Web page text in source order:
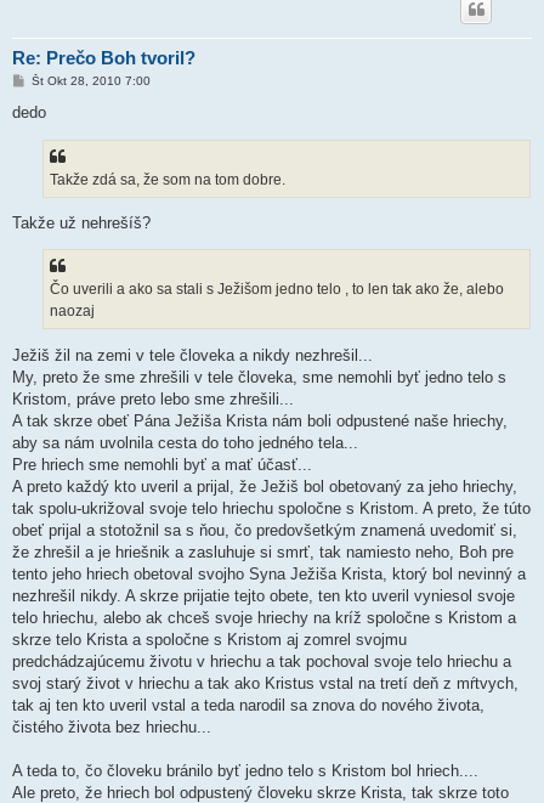
Re: Prečo Boh tvoril?
P
í
Št Okt 28, 2010 7:00
dedo
Takže zdá sa, že som na tom dobre.
Takže už nehrešíš?
Čo uverili a ako sa stali s Ježišom jedno telo , to len tak ako že, alebo
naozaj
Ježiš žil na zemi v tele človeka a nikdy nezhrešil...
My, preto že sme zhrešili v tele človeka, sme nemohli byť jedno telo s
Kristom, práve preto lebo sme zhrešili...
A tak skrze obeť Pána Ježiša Krista nám boli odpustené naše hriechy,
aby sa nám uvolnila cesta do toho jedného tela...
Pre hriech sme nemohli byť a mať účasť...
A preto každý kto uveril a prijal, že Ježiš bol obetovaný za jeho hriechy,
tak spolu-ukrižoval svoje telo hriechu spoločne s Kristom. A preto, že túto
obeť prijal a stotožnil sa s ňou, čo predovšetkým znamená uvedomiť si,
že zhrešil a je hriešnik a zasluhuje si smrť, tak namiesto neho, Boh pre
tento jeho hriech obetoval svojho Syna Ježiša Krista, ktorý bol nevinný a
nezhrešil nikdy. A skrze prijatie tejto obete, ten kto uveril vyniesol svoje
telo hriechu, alebo ak chceš svoje hriechy na kríž spoločne s Kristom a
skrze telo Krista a spoločne s Kristom aj zomrel svojmu
predchádzajúcemu životu v hriechu a tak pochoval svoje telo hriechu a
svoj starý život v hriechu a tak ako Kristus vstal na tretí deň z mŕtvych,
tak aj ten kto uveril vstal a teda narodil sa znova do nového života,
čistého života bez hriechu...
A teda to, čo človeku bránilo byť jedno telo s Kristom bol hriech....
Ale preto, že hriech bol odpustený človeku skrze Krista, tak skrze toto